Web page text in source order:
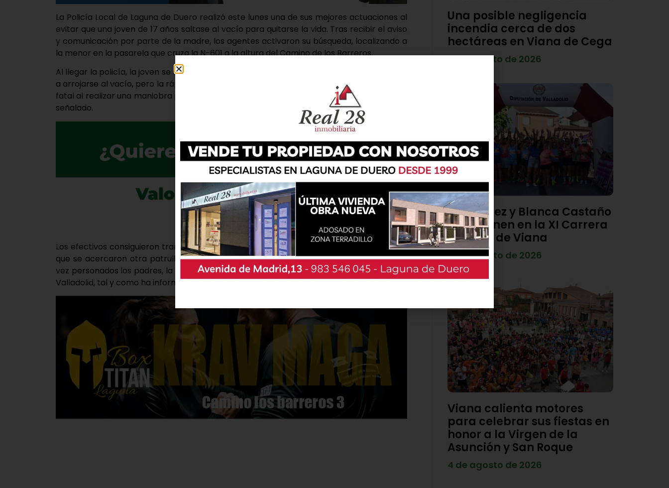
La Policía Local de Laguna de Duero realizó este lunes una de sus mejores actuaciones al
evitar que una joven de 17 años saltase al vacío para quitarse la vida. Tras recibir el aviso
y comunicación por parte de la madre, los agentes activaron su búsqueda, localizando a
la menor en la pasarela que cruza la N-601 a la altura del Camino de los Barreros.
Al llegar la policía, la joven se encontraba en la parte superior de este paso y «se dispuso
a arrojarse al vacío, pero la rápida intervención de uno de los agentes evitó un desenlace
fatal al realizar una maniobra para detenerla y llevarla al interior del pasillo», según se ha
señalado.
Los efectivos consiguieron tranquilizarla y bajar a la parte inferior de la pasarela, lugar al
que se acercaron otra patrulla que también la estaba buscando y la Guardia Civil. Una
vez personados los padres, la menor fue trasladada en ambulancia al Hospital Clínico de
Valladolid, tal y como ha informado el Consistorio.
Una posible negligencia
incendia cerca de dos
hectáreas en Viana de Cega
7 de agosto de 2026
Diego Díez y Blanca Castaño
se imponen en la XI Carrera
Popular de Viana
4 de agosto de 2026
Viana calienta motores
para celebrar sus fiestas en
honor a la Virgen de la
Asunción y San Roque
4 de agosto de 2026